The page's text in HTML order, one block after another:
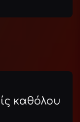
καθόλου